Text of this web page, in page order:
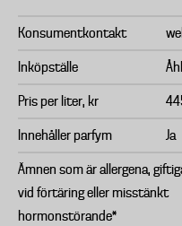
Konsumentkontakt
Inköpställe
Pris per liter, kr
Innehåller parfym Ja
Ämnen som är allergena,
vid förtäring eller misstänkt
hormonstörande*